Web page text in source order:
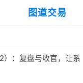
图道交易
）：复盘与收官，让系